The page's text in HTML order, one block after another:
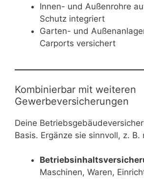
Innen- und Außenrohre
Schutz integriert
Garten- und
Carports versichert
Kombinierbar mit weiteren
Gewerbeversicherungen
Deine
Basis. Ergänze sie sinnvoll, z. B.
Maschinen, Waren,